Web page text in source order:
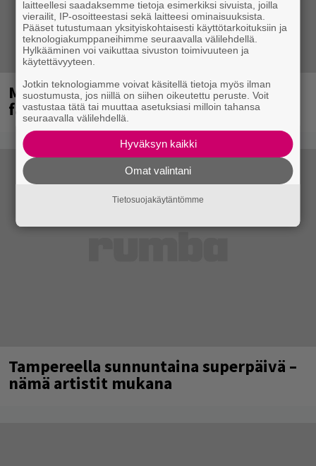
Mainioita uutisia Remu Aaltosen
faneille
Tampereella sunnuntaina superpäivä –
nämä artistit mukana
laitteellesi saadaksemme tietoja esimerkiksi sivuista, joilla
vierailit, IP-osoitteestasi sekä laitteesi ominaisuuksista.
Pääset tutustumaan yksityiskohtaisesti käyttötarkoituksiin ja
teknologiakumppaneihimme seuraavalla välilehdellä.
Hylkääminen voi vaikuttaa sivuston toimivuuteen ja
käytettävyyteen.
Jotkin teknologiamme voivat käsitellä tietoja myös ilman
suostumusta, jos niillä on siihen oikeutettu peruste. Voit
vastustaa tätä tai muuttaa asetuksiasi milloin tahansa
seuraavalla välilehdellä.
Hyväksyn kaikki
Omat valintani
Tietosuojakäytäntömme